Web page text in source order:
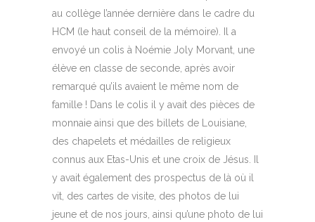
au collège l’année dernière dans le cadre du
HCM (le haut conseil de la mémoire). Il a
envoyé un colis à Noémie Joly Morvant, une
élève en classe de seconde, après avoir
remarqué qu’ils avaient le même nom de
famille ! Dans le colis il y avait des pièces de
monnaie ainsi que des billets de Louisiane,
des chapelets et médailles de religieux
connus aux Etas-Unis et une croix de Jésus. Il
y avait également des prospectus de là où il
vit, des cartes de visite, des photos de lui
jeune et de nos jours, ainsi qu’une photo de lui